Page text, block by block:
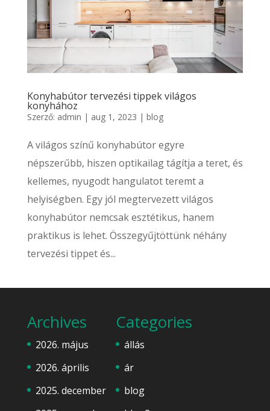
Konyhabútor tervezési tippek világos
konyhához
Szerző: admin | aug 1, 2023 | blog
A világos színű konyhabútor egyre
népszerűbb, hiszen optikailag tágítja a teret, és
kellemes, nyugodt hangulatot teremt a
helyiségben. Egy jól megtervezett világos
konyhabútor nemcsak esztétikus, hanem
praktikus is lehet. Összegyűjtöttünk néhány
tervezési tippet és...
Archives
2026. május
2026. április
2025. december
Categories
állás
ár
blog